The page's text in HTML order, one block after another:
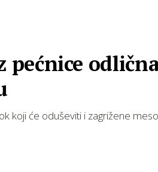
pećnice
koji će oduševiti i zagrižene